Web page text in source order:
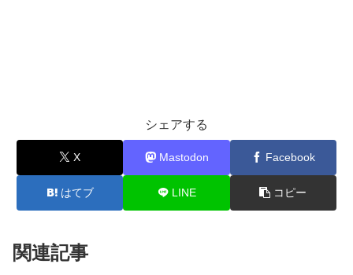
シェアする
X Mastodon Facebook
はてブ LINE コピー
関連記事